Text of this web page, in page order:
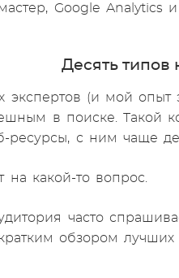
Google
Десять типов
(и мой опыт
в поиске. Такой
ресурсы, с ним чаще
на какой-то вопрос.
часто
обзором